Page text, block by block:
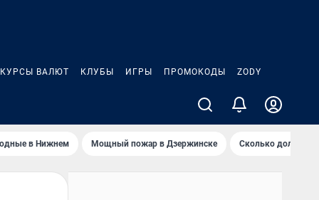
КУРСЫ ВАЛЮТ КЛУБЫ ИГРЫ ПРОМОКОДЫ ZODY
в Нижнем Мощный пожар в Дзержинске Сколько должен